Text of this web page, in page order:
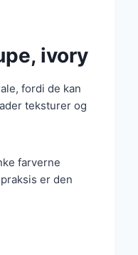
ivory
fordi de kan
teksturer og
farverne
er den